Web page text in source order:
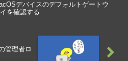
デバイスのデフォルトゲートウ
イを確認する
管理者ロ